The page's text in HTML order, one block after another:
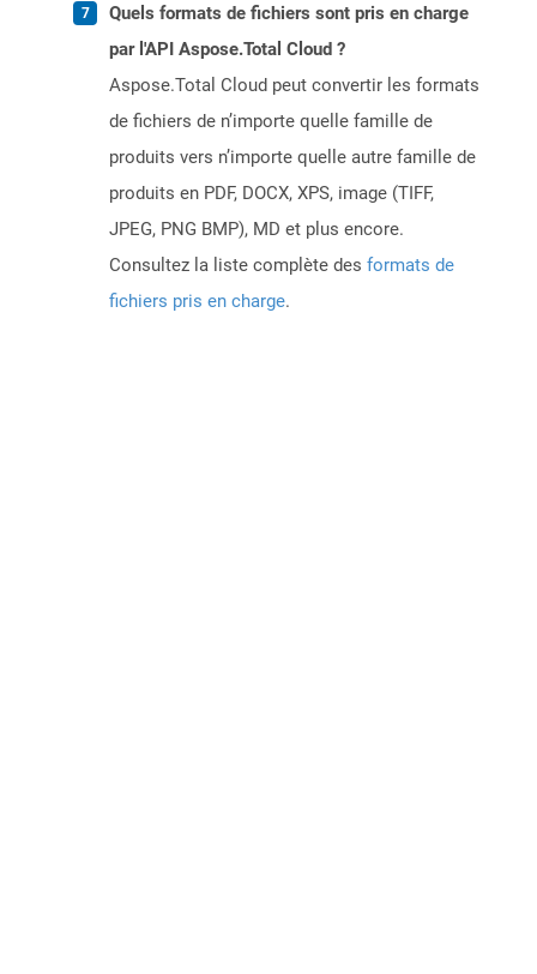
Quels formats de fichiers sont pris en charge
par l'API Aspose.Total Cloud ?
Aspose.Total Cloud peut convertir les formats
de fichiers de n’importe quelle famille de
produits vers n’importe quelle autre famille de
produits en PDF, DOCX, XPS, image (TIFF,
JPEG, PNG BMP), MD et plus encore.
Consultez la liste complète des formats de
fichiers pris en charge.